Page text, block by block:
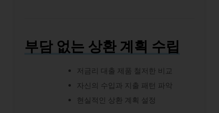
부담 없는 상환 계획 수립
저금리 대출 제품 철저한 비교
자신의 수입과 지출 패턴 파악
현실적인 상환 계획 설정